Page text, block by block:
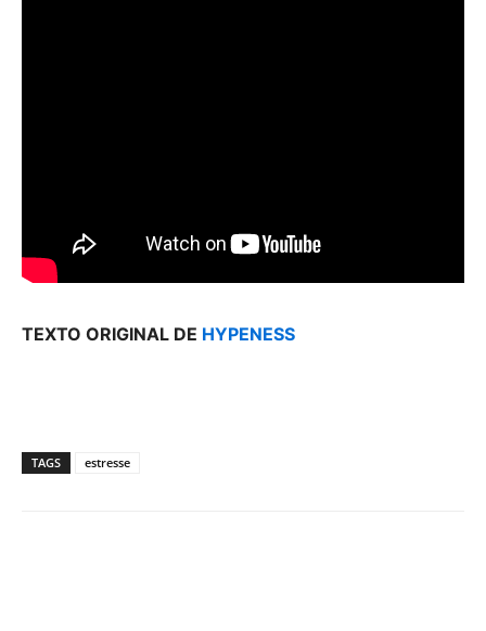
TEXTO ORIGINAL DE HYPENESS
TAGS estresse